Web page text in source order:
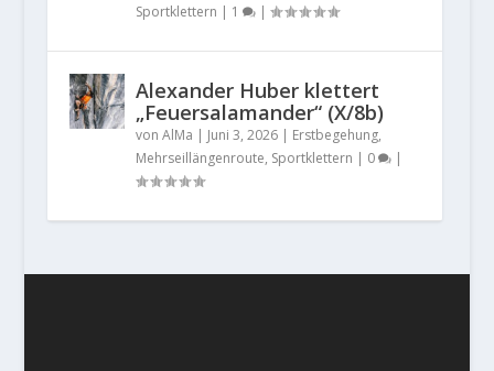
Sportklettern | 1 |
Alexander Huber klettert
„Feuersalamander“ (X/8b)
von AlMa | Juni 3, 2026| Erstbegehung,
Mehrseillängenroute, Sportklettern | 0 |